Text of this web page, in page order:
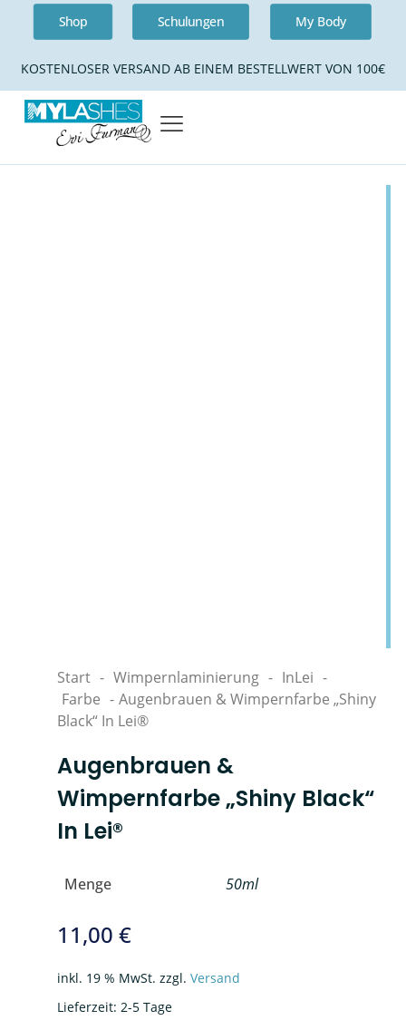
Shop Schulungen My Body
KOSTENLOSER VERSAND AB EINEM BESTELLWERT VON 100€
Start - Wimpernlaminierung - InLei -
Farbe - Augenbrauen & Wimpernfarbe „Shiny
Black“ In Lei®
Augenbrauen &
Wimpernfarbe „Shiny Black“
In Lei®
Menge 50ml
11,00 €
inkl. 19 % MwSt. zzgl. Versand
Lieferzeit: 2-5 Tage